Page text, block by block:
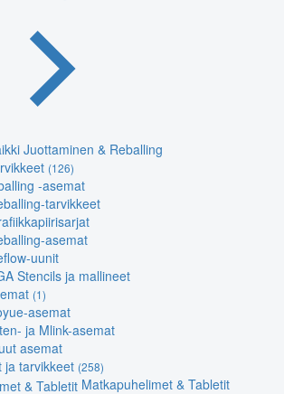
Juottaminen & Reballing
(126)
-asemat
tarvikkeet
asemat
uunit
Stencils ja mallineet
(1)
asemat
ja Mlink-asemat
asemat
ja tarvikkeet (258)
Matkapuhelimet & Tabletit